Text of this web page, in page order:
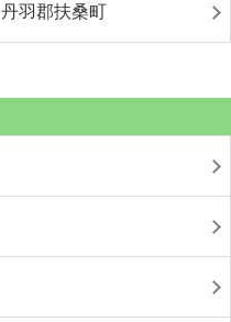
丹羽郡扶桑町